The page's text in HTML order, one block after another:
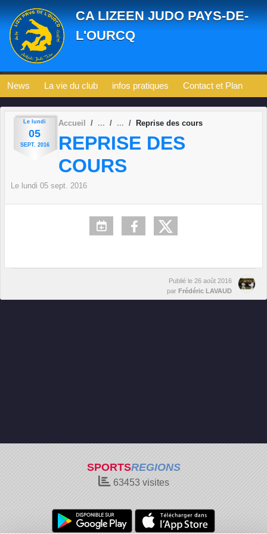
CA LIZEEN JUDO PAYS-DE-
L'OURCQ
News La vie du club infos pratiques Contact et Plan
Le lundi
05
SEPT. 2016
Accueil Reprise des cours
REPRISE DES
COURS
Le lundi 05 sept. 2016
Publié le 26 août 2016
par Frédéric LAVAUD
SPORTSREGIONS
63453visites
Panneau de gestion des cookies